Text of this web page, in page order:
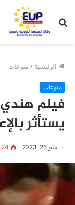
عن
الرئيسية / منوعات
منوعات
فيلم
يستأثر
مايو 25, 2023